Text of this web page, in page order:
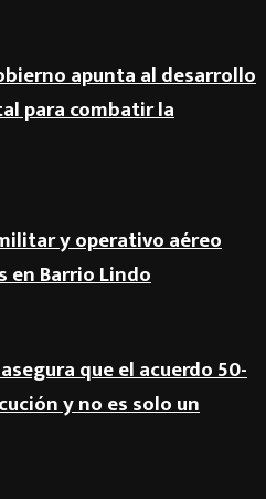
apunta al desarrollo
para combatir la
y operativo aéreo
en Barrio Lindo
que el acuerdo 50-
y no es solo un